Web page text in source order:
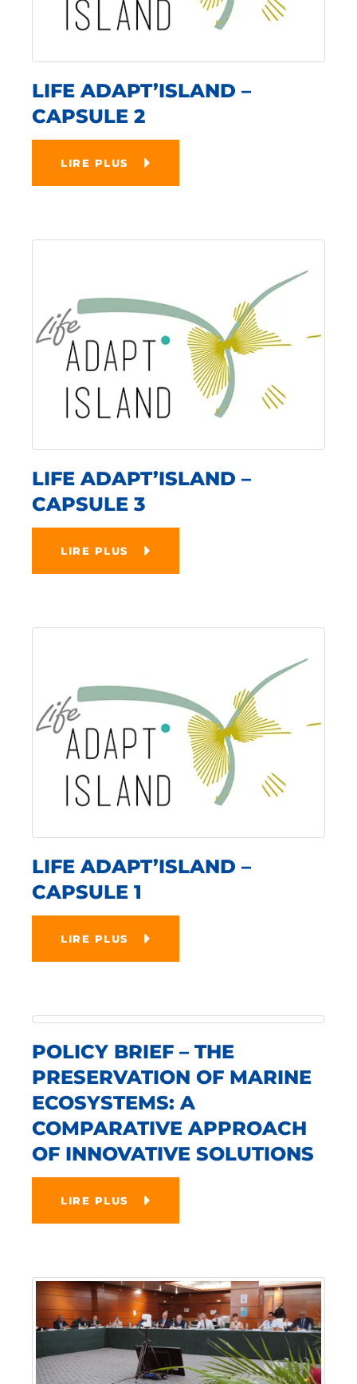
LIFE ADAPT’ISLAND –
CAPSULE 2
LIRE PLUS
LIFE ADAPT’ISLAND –
CAPSULE 3
LIRE PLUS
LIFE ADAPT’ISLAND –
CAPSULE 1
LIRE PLUS
POLICY BRIEF – THE
PRESERVATION OF MARINE
ECOSYSTEMS: A
COMPARATIVE APPROACH
OF INNOVATIVE SOLUTIONS
LIRE PLUS